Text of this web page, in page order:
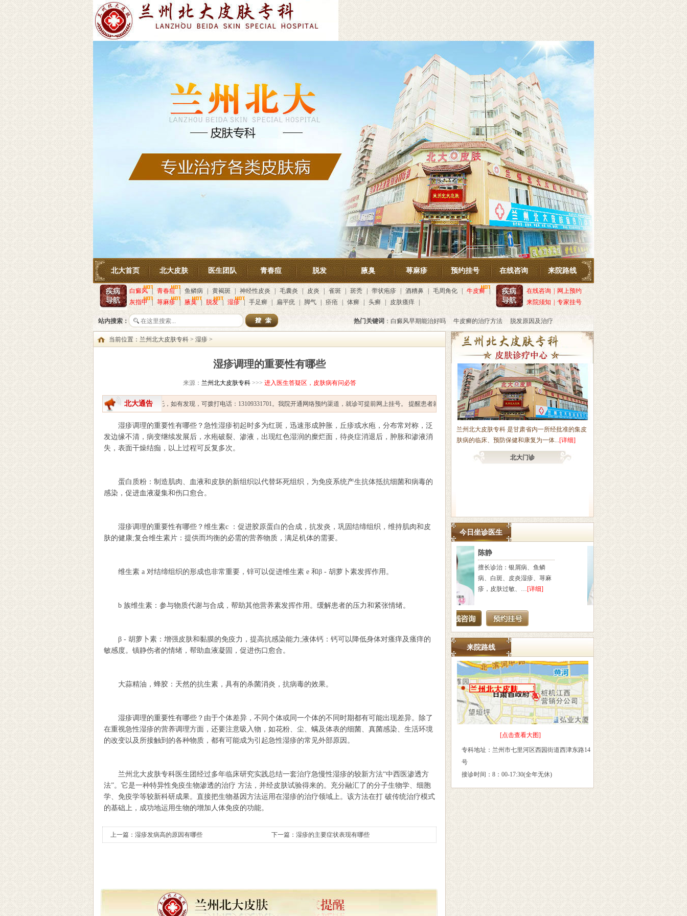
北大首页 北大皮肤 医生团队 青春痘 脱发 腋臭 荨麻疹 预约挂号 在线咨询 来院路线
白癜风 | 青春痘 | 鱼鳞病 黄褐斑 | 神经性皮炎 | 毛囊炎 | 皮炎 雀斑 斑秃 带状疱疹 酒糟鼻 毛周角化 | 牛皮癣 |
灰指甲 | 荨麻疹 | 腋臭 | 脱发 | 湿疹 | 手足癣 扁平疣 脚气 疥疮 体癣 头癣 皮肤瘙痒
在线咨询 |
网上预约
来院须知 | 专家挂号
站内搜索： 热门关键词 ： 白癜风早期能治好吗 牛皮癣的治疗方法 脱发原因及治疗
当前位置： 兰州北大皮肤专科 > 湿疹 >
湿疹调理的重要性有哪些
来源： 兰州北大皮肤专科>>> 进入医生答疑区，皮肤病有问必答
北大通告
提醒患者就医途中不要轻信医托，如有发现，可拨打电话：13109331701。我院开通网络预约渠道，就诊可提前网上挂号。提醒患者就医途中不要轻信医托，如有发现，可拨打电话：13109331701。我院开通网络预约渠道，就诊可
湿疹调理的重要性有哪些？急性湿疹初起时多为红斑，迅速形成肿胀，丘疹或水疱，分布常对称，泛
发边缘不清，病变继续发展后，水疱破裂、渗液，出现红色湿润的糜烂面，待炎症消退后，肿胀和渗液消
失，表面干燥结痂，以上过程可反复多次。
蛋白质粉：制造肌肉、血液和皮肤的新组织以代替坏死组织，为免疫系统产生抗体抵抗细菌和病毒的
感染，促进血液凝集和伤口愈合。
湿疹调理的重要性有哪些？维生素c ：促进胶原蛋白的合成，抗发炎，巩固结缔组织，维持肌肉和皮
肤的健康;复合维生素片：提供而均衡的必需的营养物质，满足机体的需要。
维生素 a 对结缔组织的形成也非常重要，锌可以促进维生素 e 和β - 胡萝卜素发挥作用。
b 族维生素：参与物质代谢与合成，帮助其他营养素发挥作用。缓解患者的压力和紧张情绪。
β - 胡萝卜素：增强皮肤和黏膜的免疫力，提高抗感染能力;液体钙：钙可以降低身体对瘙痒及瘙痒的
敏感度。镇静伤者的情绪，帮助血液凝固，促进伤口愈合。
大蒜精油，蜂胶：天然的抗生素，具有的杀菌消炎，抗病毒的效果。
湿疹调理的重要性有哪些？由于个体差异，不同个体或同一个体的不同时期都有可能出现差异。除了
在重视急性湿疹的营养调理方面，还要注意吸入物，如花粉、尘、螨及体表的细菌、真菌感染、生活环境
的改变以及所接触到的各种物质，都有可能成为引起急性湿疹的常见外部原因。
兰州北大皮肤专科医生团经过多年临床研究实践总结一套治疗急慢性湿疹的较新方法“中西医渗透方
法”。它是一种特异性免疫生物渗透的治疗 方法，并经皮肤试验得来的。充分融汇了的分子生物学、细胞
学、免疫学等较新科研成果。直接把生物基因方法运用在湿疹的治疗领域上。该方法在打 破传统治疗模式
的基础上，成功地运用生物的增加人体免疫的功能。
上一篇： 湿疹发病高的原因有哪些 下一篇： 湿疹的主要症状表现有哪些
兰州北大皮肤专科 是甘肃省内一所经批准的集皮
肤病的临床、预防保健和康复为一体...[详细]
北大门诊
今日坐诊医生
汪洋，毕业于湖北医科大
学，从事皮肤诊疗20余年，
长期致力于研究…
吴
擅
疣
平
来院路线
[点击查看大图]
专科地址：兰州市七里河区西园街道西津东路14
号
接诊时间：8：00-17:30(全年无休)